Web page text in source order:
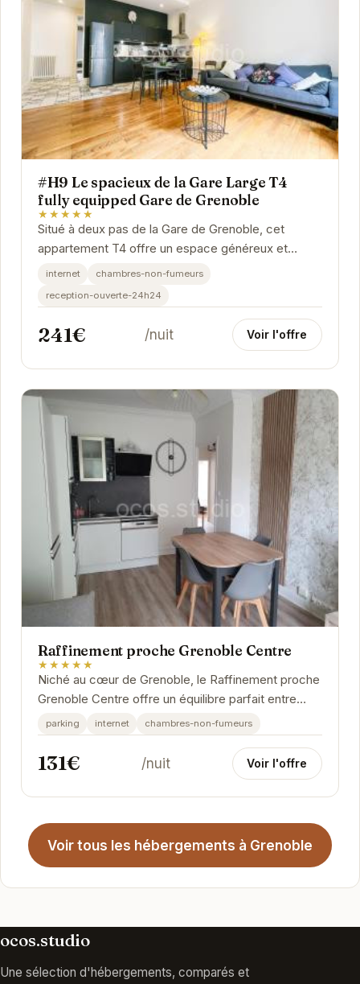
#H9 Le spacieux de la Gare Large T4
fully equipped Gare de Grenoble
★★★★★
Situé à deux pas de la Gare de Grenoble, cet
appartement T4 offre un espace généreux et
lumineux pour votre séjour. Entièrement équipé, il...
internet
chambres-non-fumeurs
reception-ouverte-24h24
241€ /nuit Voir l'offre
Raffinement proche Grenoble Centre
★★★★★
Niché au cœur de Grenoble, le Raffinement proche
Grenoble Centre offre un équilibre parfait entre
confort moderne et charme authentique. Cet...
parking internet chambres-non-fumeurs
131€ /nuit Voir l'offre
Voir tous les hébergements à Grenoble
ocos.studio
Une sélection d'hébergements, comparés et